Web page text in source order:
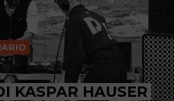
KASPAR HAUSER